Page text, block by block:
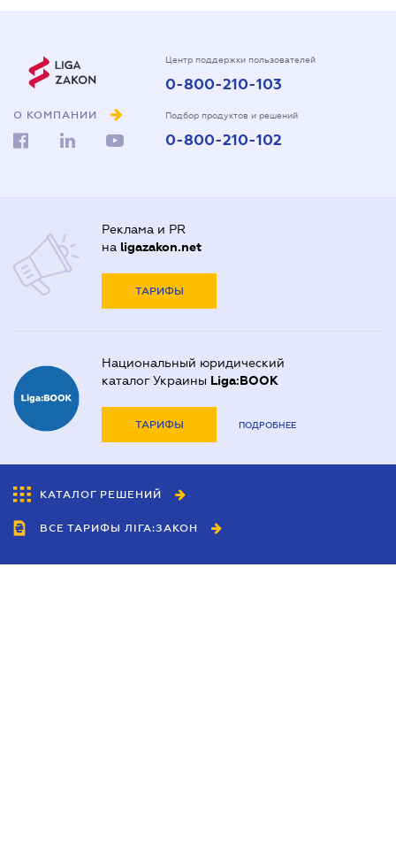
О КОМПАНИИ
Центр поддержки пользователей
0-800-210-103
Подбор продуктов и решений
0-800-210-102
Реклама и PR
на ligazakon.net
ТАРИФЫ
Национальный юридический
каталог Украины Liga:BOOK
ТАРИФЫ ПОДРОБНЕЕ
КАТАЛОГ РЕШЕНИЙ
ВСЕ ТАРИФЫ ЛІГА:ЗАКОН